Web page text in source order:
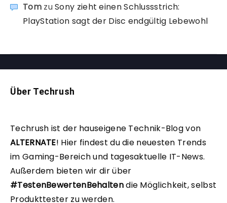
TomzuSony zieht einen Schlussstrich:
PlayStation sagt der Disc endgültig Lebewohl
Über Techrush
Techrush ist der hauseigene Technik-Blog von
ALTERNATE! Hier findest du die neuesten Trends
im Gaming-Bereich und tagesaktuelle IT-News.
Außerdem bieten wir dir über
#TestenBewertenBehaltendie Möglichkeit, selbst
Produkttester zu werden.